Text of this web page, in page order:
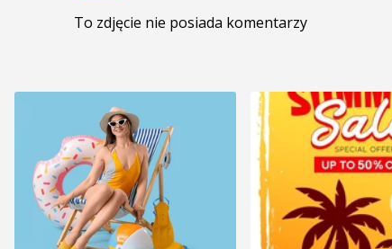
To zdjęcie nie posiada komentarzy